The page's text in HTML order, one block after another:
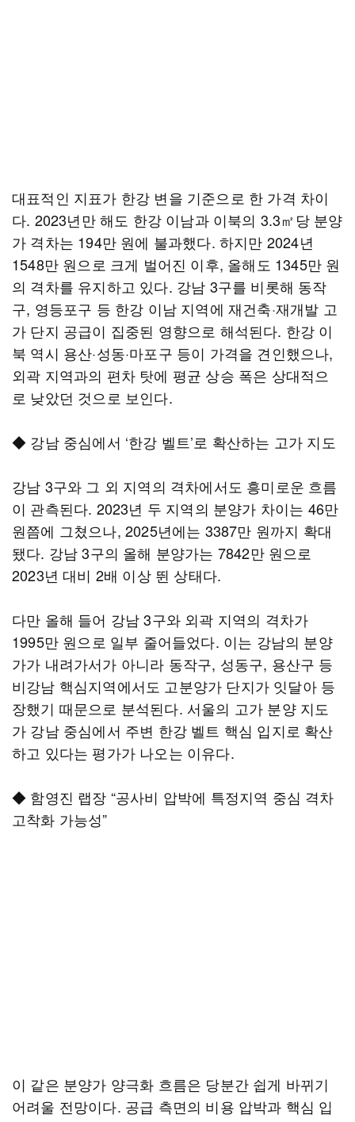
대표적인 지표가 한강 변을 기준으로 한 가격 차이
다. 2023년만 해도 한강 이남과 이북의 3.3㎡당 분양
가 격차는 194만 원에 불과했다. 하지만 2024년
1548만 원으로 크게 벌어진 이후, 올해도 1345만 원
의 격차를 유지하고 있다. 강남 3구를 비롯해 동작
구, 영등포구 등 한강 이남 지역에 재건축·재개발 고
가 단지 공급이 집중된 영향으로 해석된다. 한강 이
북 역시 용산·성동·마포구 등이 가격을 견인했으나,
외곽 지역과의 편차 탓에 평균 상승 폭은 상대적으
로 낮았던 것으로 보인다.
◆ 강남 중심에서 ‘한강 벨트’로 확산하는 고가 지도
강남 3구와 그 외 지역의 격차에서도 흥미로운 흐름
이 관측된다. 2023년 두 지역의 분양가 차이는 46만
원쯤에 그쳤으나, 2025년에는 3387만 원까지 확대
됐다. 강남 3구의 올해 분양가는 7842만 원으로
2023년 대비 2배 이상 뛴 상태다.
다만 올해 들어 강남 3구와 외곽 지역의 격차가
1995만 원으로 일부 줄어들었다. 이는 강남의 분양
가가 내려가서가 아니라 동작구, 성동구, 용산구 등
비강남 핵심지역에서도 고분양가 단지가 잇달아 등
장했기 때문으로 분석된다. 서울의 고가 분양 지도
가 강남 중심에서 주변 한강 벨트 핵심 입지로 확산
하고 있다는 평가가 나오는 이유다.
◆ 함영진 랩장 “공사비 압박에 특정지역 중심 격차
고착화 가능성”
이 같은 분양가 양극화 흐름은 당분간 쉽게 바뀌기
어려울 전망이다. 공급 측면의 비용 압박과 핵심 입